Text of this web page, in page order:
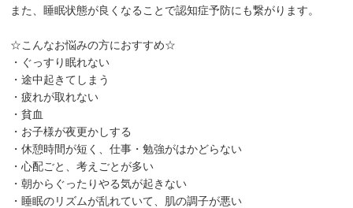
また、睡眠状態が良くなることで認知症予防にも繋がります。
☆こんなお悩みの方におすすめ☆
・ぐっすり眠れない
・途中起きてしまう
・疲れが取れない
・貧血
・お子様が夜更かしする
・休憩時間が短く、仕事・勉強がはかどらない
・心配ごと、考えごとが多い
・朝からぐったりやる気が起きない
・睡眠のリズムが乱れていて、肌の調子が悪い